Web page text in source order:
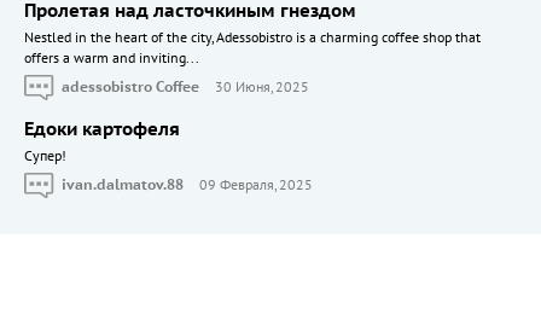
Пролетая над ласточкиным гнездом
Nestled in the heart of the city, Adessobistro is a charming coffee shop that
offers a warm and inviting...
adessobistro Coffee
30 Июня, 2025
Едоки картофеля
Cупер!
ivan.dalmatov.88
09 Февраля, 2025